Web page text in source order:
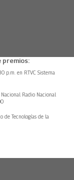
premios:
p.m. en RTVC Sistema
Radio Nacional
de Tecnologías de la